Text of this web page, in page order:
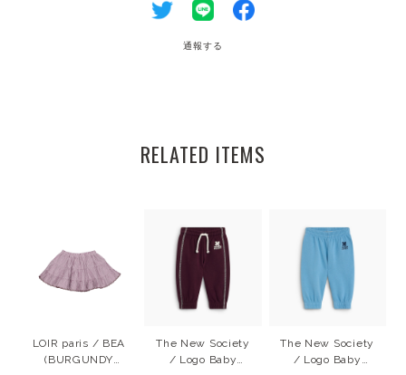
通報する
RELATED ITEMS
LOIR paris / BEA
(BURGUNDY
The New Society
/ Logo Baby
The New Society
/ Logo Baby